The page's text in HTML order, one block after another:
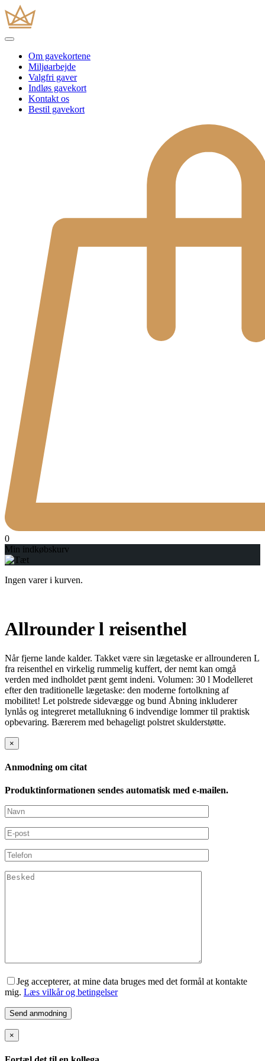
Om gavekortene
Miljøarbejde
Valgfri gaver
Indløs gavekort
Kontakt os
Bestil gavekort
0
Min indkøbskurv
Ingen varer i kurven.
Allrounder l reisenthel
Når fjerne lande kalder. Takket være sin lægetaske er allrounderen L
fra reisenthel en virkelig rummelig kuffert, der nemt kan omgå
verden med indholdet pænt gemt indeni. Volumen: 30 l Modelleret
efter den traditionelle lægetaske: den moderne fortolkning af
mobilitet! Let polstrede sidevægge og bund Åbning inkluderer
lynlås og integreret metallukning 6 indvendige lommer til praktisk
opbevaring. Bærerem med behageligt polstret skulderstøtte.
×
Anmodning om citat
Produktinformationen sendes automatisk med e-mailen.
Jeg accepterer, at mine data bruges med det formål at kontakte
mig. Læs vilkår og betingelser
×